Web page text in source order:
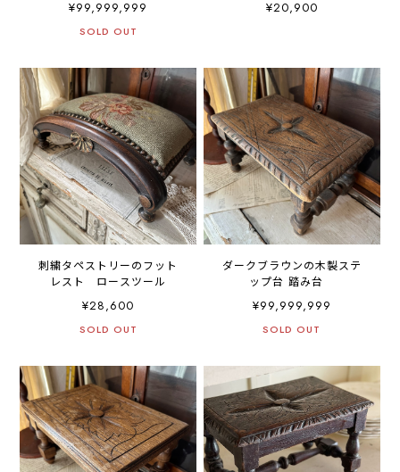
¥99,999,999
SOLD OUT
¥20,900
刺繍タペストリーのフット
レスト ロースツール
¥28,600
SOLD OUT
ダークブラウンの木製ステ
ップ台 踏み台
¥99,999,999
SOLD OUT